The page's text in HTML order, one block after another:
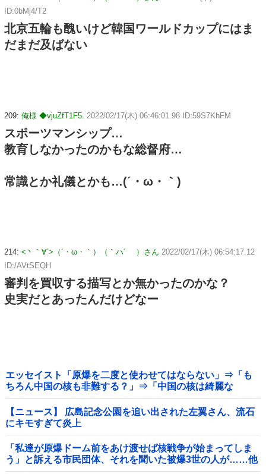
ID:0bMj4/T2
北京五輪も醜いけど韓国ワールドカップにはま
だまだ及ばない
209: 俺様 ◆vjuZfT1F5. 2022/02/17(木) 06:46:01.98 ID:59S7KhFM
スポーツマンシップ…
教育しなかったのかもな総督府…
常識とか礼儀とかも…(´・ω・｀)
214: <丶｀∀´>（´・ω・｀）（｀ハ´ ）さん 2022/02/17(木) 06:54:17.12
ID:/AVtSEQH
審判を買収する描写とか無かったのかな？
史実だとあったんだけどなー
エッセイスト「原爆を二度と使わせてはならない」⇒「も
ちろん中国の核も非難する？」⇒「中国の核は綺麗な
核！」
【ニュース】 広島記念公園を追い出された左翼さん、流石
にキモすぎて炎上
「私達が原爆ドーム前をあけ渡せば核戦争が始まってしま
う」と訴える市民団体、それを聞いた被爆3世の人が……他